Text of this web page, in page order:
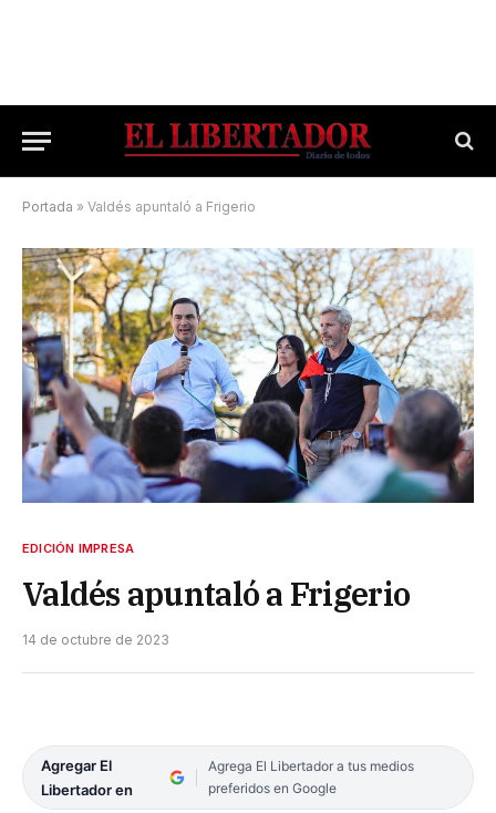
Portada » Valdés apuntaló a Frigerio
EDICIÓN IMPRESA
Valdés apuntaló a Frigerio
14 de octubre de 2023
Agregar El
Libertador en
Agrega El Libertador a tus medios
preferidos en Google